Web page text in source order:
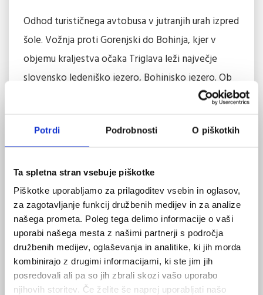
Potrdi Podrobnosti O piškotkih
Ta spletna stran vsebuje piškotke
Piškotke uporabljamo za prilagoditev vsebin in oglasov,
za zagotavljanje funkcij družbenih medijev in za analize
našega prometa. Poleg tega delimo informacije o vaši
uporabi našega mesta z našimi partnerji s področja
družbenih medijev, oglaševanja in analitike, ki jih morda
kombinirajo z drugimi informacijami, ki ste jim jih
posredovali ali pa so jih zbrali skozi vašo uporabo
njihovih storitev. Če želite še naprej uporabljati našo
Odhod turističnega avtobusa v jutranjih urah izpred
šole. Vožnja proti Gorenjski do Bohinja, kjer v
objemu kraljestva očaka Triglava leži največje
slovensko ledeniško jezero, Bohinjsko jezero. Ob
postanku pri znamenitem mostu bomo uživali v
kristalno čistem jezeru, po katerem se bomo
ki mogočno pada čez strmo steno Komarče in je
pravzaprav izvir Save Bohinjke! Vožnja na Bled, ki
velja za enega najstarejših turističnih krajev na
slovenskem, njegovi prvi obiskovalci so bili
romarji, ki so romali k Mariji na Otok. Obvezni
»selfie« ob danes že znamenitem srčku ob jezeru
in postanek mogoče še za kremno rezino. Ob